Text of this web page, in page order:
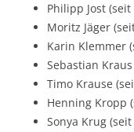
Philipp Jost (seit
Moritz Jäger
Karin Klemmer
Sebastian
Timo Krause
Henning Kropp
Sonya Krug